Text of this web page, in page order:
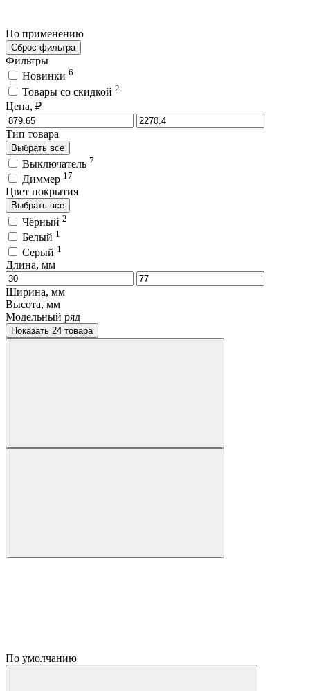
По применению
Сброс фильтра
Фильтры
Новинки 6
Товары со скидкой 2
Цена, ₽
Тип товара
Выбрать все
Выключатель 7
Диммер 17
Цвет покрытия
Выбрать все
Чёрный 2
Белый 1
Серый 1
Длина, мм
Ширина, мм
Высота, мм
Модельный ряд
Показать 24 товара
По умолчанию